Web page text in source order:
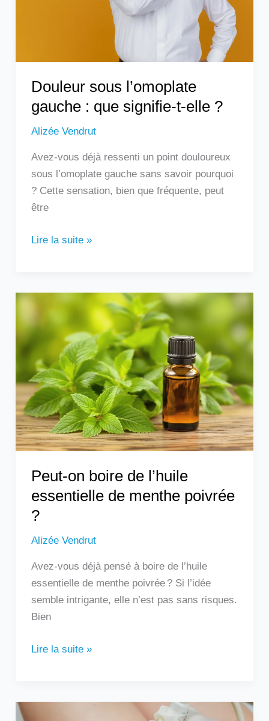
Douleur sous l’omoplate
gauche : que signifie-t-elle ?
Alizée Vendrut
Avez-vous déjà ressenti un point douloureux
sous l’omoplate gauche sans savoir pourquoi
? Cette sensation, bien que fréquente, peut
être
?
Lire la suite »
Peut-on boire de l’huile
essentielle de menthe poivrée
?
Alizée Vendrut
Avez-vous déjà pensé à boire de l’huile
essentielle de menthe poivrée ? Si l’idée
semble intrigante, elle n’est pas sans risques.
Bien
Peut-
boire
l’huile
essentielle
de
menthe
poivrée
?
Lire la suite »